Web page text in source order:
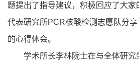
题提出了指导建议，积极回应了大
代表研究所PCR核酸检测志愿队分
的心得体会。
学术所长李林院士在与全体研究